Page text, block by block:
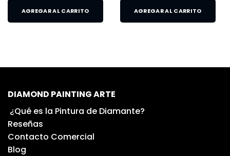
AGREGAR AL CARRITO AGREGAR AL CARRITO
DIAMOND PAINTING ARTE
¿Qué es la Pintura de Diamante?
Reseñas
Contacto Comercial
Blog